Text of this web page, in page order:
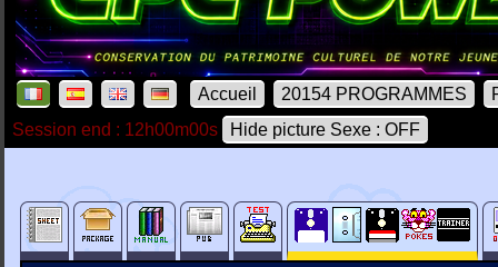
Accueil 20154 PROGRAMMES
Session end : 12h00m00s
Hide picture Sexe : OFF